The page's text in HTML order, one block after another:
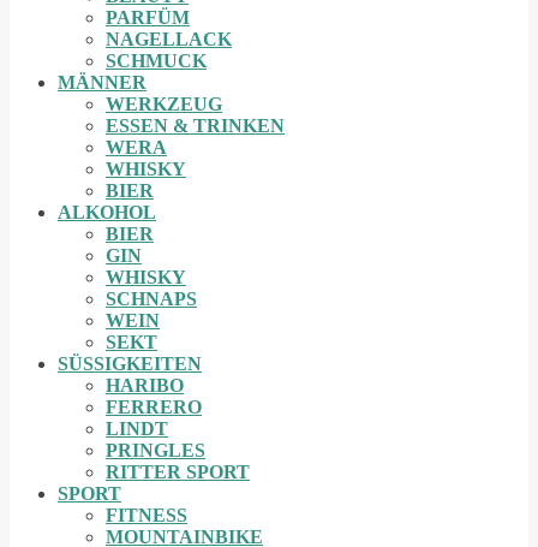
PARFÜM
NAGELLACK
SCHMUCK
MÄNNER
WERKZEUG
ESSEN & TRINKEN
WERA
WHISKY
BIER
ALKOHOL
BIER
GIN
WHISKY
SCHNAPS
WEIN
SEKT
SÜSSIGKEITEN
HARIBO
FERRERO
LINDT
PRINGLES
RITTER SPORT
SPORT
FITNESS
MOUNTAINBIKE